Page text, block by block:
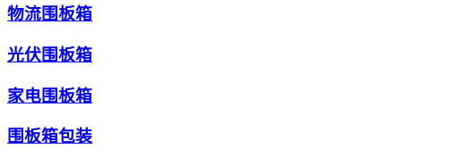
物流围板箱
光伏围板箱
家电围板箱
围板箱包装